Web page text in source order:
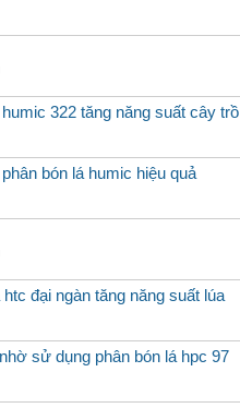
322 tăng năng suất cây
bón lá humic hiệu quả
đại ngàn tăng năng suất lúa
sử dụng phân bón lá hpc 97